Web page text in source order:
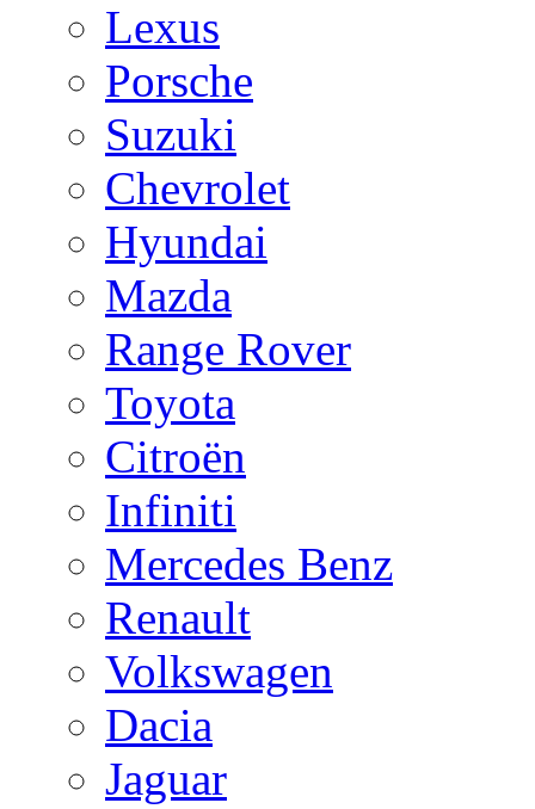
Lexus
Porsche
Suzuki
Chevrolet
Hyundai
Mazda
Range Rover
Toyota
Citroën
Infiniti
Mercedes Benz
Renault
Volkswagen
Dacia
Jaguar